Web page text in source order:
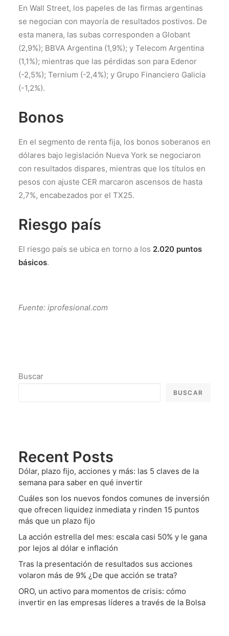
En Wall Street, los papeles de las firmas argentinas
se negocian con mayoría de resultados postivos. De
esta manera, las subas corresponden a Globant
(2,9%); BBVA Argentina (1,9%); y Telecom Argentina
(1,1%); mientras que las pérdidas son para Edenor
(-2,5%); Ternium (-2,4%); y Grupo Financiero Galicia
(-1,2%).
Bonos
En el segmento de renta fija, los bonos soberanos en
dólares bajo legislación Nueva York se negociaron
con resultados dispares, mientras que los títulos en
pesos con ajuste CER marcaron ascensos de hasta
2,7%, encabezados por el TX25.
Riesgo país
El riesgo país se ubica en torno a los 2.020 puntos
básicos.
Fuente: iprofesional.com
Buscar
BUSCAR
Recent Posts
Dólar, plazo fijo, acciones y más: las 5 claves de la
semana para saber en qué invertir
Cuáles son los nuevos fondos comunes de inversión
que ofrecen liquidez inmediata y rinden 15 puntos
más que un plazo fijo
La acción estrella del mes: escala casi 50% y le gana
por lejos al dólar e inflación
Tras la presentación de resultados sus acciones
volaron más de 9% ¿De que acción se trata?
ORO, un activo para momentos de crisis: cómo
invertir en las empresas líderes a través de la Bolsa